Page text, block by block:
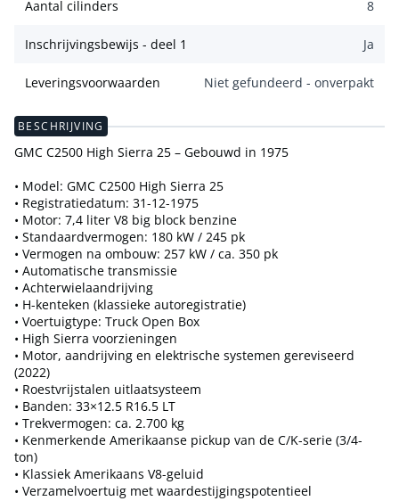
Aantal cilinders 8
Inschrijvingsbewijs - deel 1 Ja
Leveringsvoorwaarden Niet gefundeerd - onverpakt
BESCHRIJVING
GMC C2500 High Sierra 25 – Gebouwd in 1975
• Model: GMC C2500 High Sierra 25
• Registratiedatum: 31-12-1975
• Motor: 7,4 liter V8 big block benzine
• Standaardvermogen: 180 kW / 245 pk
• Vermogen na ombouw: 257 kW / ca. 350 pk
• Automatische transmissie
• Achterwielaandrijving
• H-kenteken (klassieke autoregistratie)
• Voertuigtype: Truck Open Box
• High Sierra voorzieningen
• Motor, aandrijving en elektrische systemen gereviseerd
(2022)
• Roestvrijstalen uitlaatsysteem
• Banden: 33×12.5 R16.5 LT
• Trekvermogen: ca. 2.700 kg
• Kenmerkende Amerikaanse pickup van de C/K-serie (3/4-
ton)
• Klassiek Amerikaans V8-geluid
• Verzamelvoertuig met waardestijgingspotentieel